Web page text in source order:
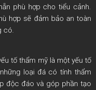
phù hợp cho tiểu cảnh.
hợp sẽ đảm bảo an toàn
có.
tố thẩm mỹ là một yếu tố
loại đá có tính thẩm
độc đáo và góp phần tạo